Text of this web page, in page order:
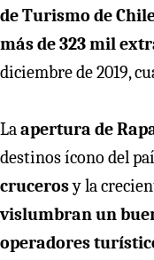
de Turismo de
más de 323 mil
diciembre de 2019,
Laapertura de
destinos ícono del
crucerosy la
vislumbran un
operadores